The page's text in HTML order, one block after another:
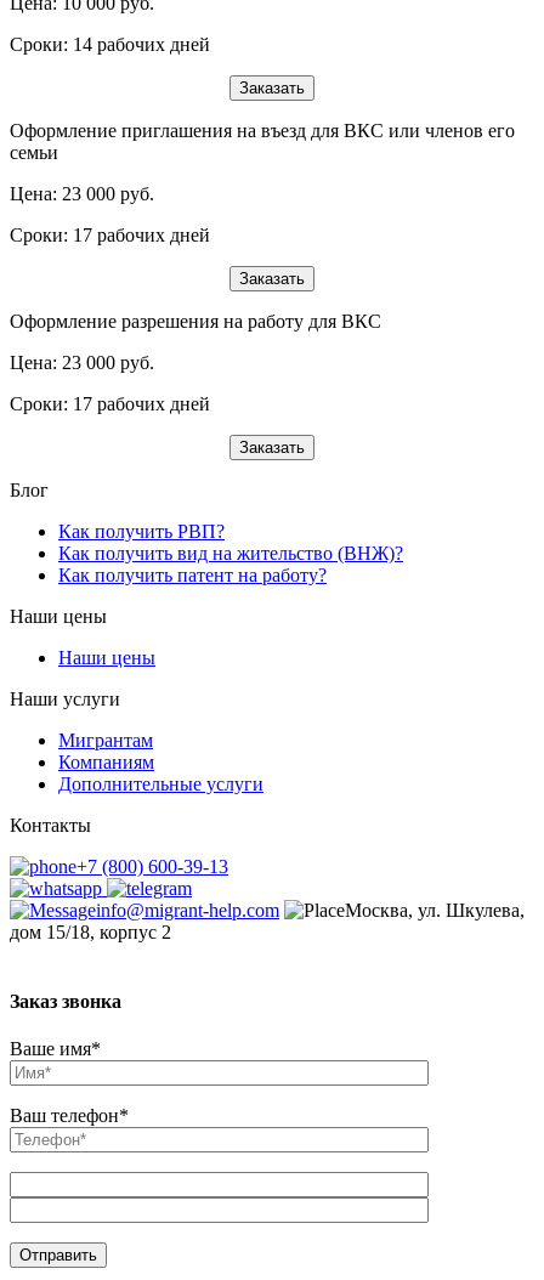
Сроки: 14 рабочих дней
Заказать
Оформление приглашения на въезд для ВКС или членов его
семьи
Цена: 23 000 руб.
Сроки: 17 рабочих дней
Заказать
Оформление разрешения на работу для ВКС
Цена: 23 000 руб.
Сроки: 17 рабочих дней
Заказать
Блог
Как получить РВП?
Как получить вид на жительство (ВНЖ)?
Как получить патент на работу?
Наши цены
Наши цены
Наши услуги
Мигрантам
Компаниям
Дополнительные услуги
Контакты
+7 (800) 600-39-13
info@migrant-help.com
Москва, ул. Шкулева,
дом 15/18, корпус 2
Заказ звонка
Ваше имя*
Ваш телефон*